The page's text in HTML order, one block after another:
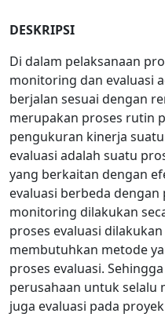
DESKRIPSI
Di dalam pelaksanaan
monitoring dan evaluasi
berjalan sesuai dengan
merupakan proses rutin
pengukuran kinerja
evaluasi adalah suatu
yang berkaitan dengan
evaluasi berbeda
monitoring dilakukan
proses evaluasi
membutuhkan metode
proses evaluasi.
perusahaan untuk
juga evaluasi pada